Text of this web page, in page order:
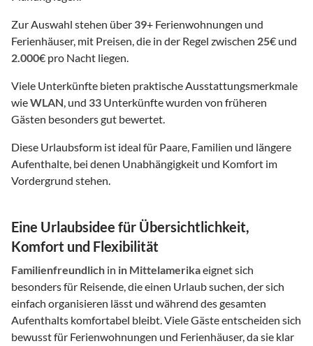
Zur Auswahl stehen über 39+ Ferienwohnungen und
Ferienhäuser, mit Preisen, die in der Regel zwischen 25€ und
2.000€ pro Nacht liegen.
Viele Unterkünfte bieten praktische Ausstattungsmerkmale
wieWLAN, und 33 Unterkünfte wurden von früheren
Gästen besonders gut bewertet.
Diese Urlaubsform ist ideal für Paare, Familien und längere
Aufenthalte, bei denen Unabhängigkeit und Komfort im
Vordergrund stehen.
Eine Urlaubsidee für Übersichtlichkeit,
Komfort und Flexibilität
Familienfreundlich in in Mittelamerikaeignet sich
besonders für Reisende, die einen Urlaub suchen, der sich
einfach organisieren lässt und während des gesamten
Aufenthalts komfortabel bleibt. Viele Gäste entscheiden sich
bewusst für Ferienwohnungen und Ferienhäuser, da sie klar